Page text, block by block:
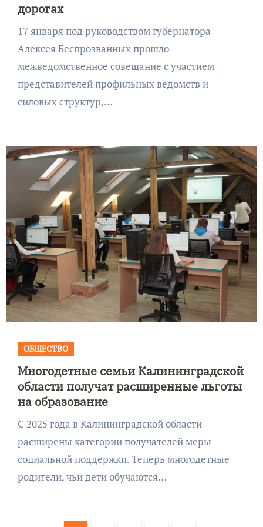
дорогах
17 января под руководством губернатора
Алексея Беспрозванных прошло
межведомственное совещание с участием
представителей профильных ведомств и
силовых структур,…
ОБЩЕСТВО
Многодетные семьи Калининградской
области получат расширенные льготы
на образование
С 2025 года в Калининградской области
расширены категории получателей меры
социальной поддержки. Теперь многодетные
родители, чьи дети обучаются…